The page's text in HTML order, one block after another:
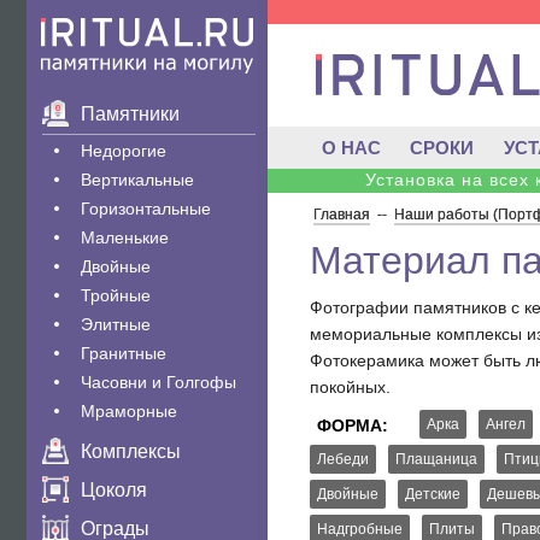
Памятники
Недорогие
Вертикальные
Горизонтальные
Маленькие
Двойные
Тройные
Элитные
Гранитные
Часовни и Голгофы
Мраморные
Комплексы
Цоколя
Ограды
О НАС СРОКИ
Установка на
Главная -- Наши работы
Материал
Фотографии памятников с
мемориальные комплексы
Фотокерамика может быть
покойных.
ФОРМА:
Арка Ангел
Лебеди Плащаница
Двойные Детские
Надгробные Плиты